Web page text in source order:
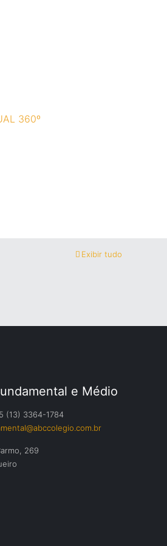
360º
Exibir tudo
e Médio
(13) 3364-1784
269